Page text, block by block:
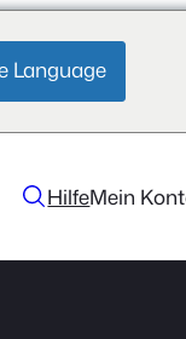
Language
HilfeMein